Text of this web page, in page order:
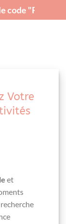
"RELAX"
Votre
et
recherche